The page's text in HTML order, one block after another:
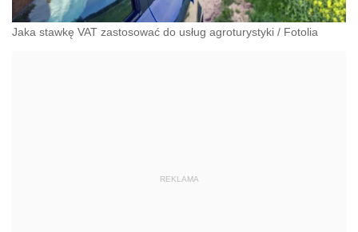
Jaka stawkę VAT zastosować do usług agroturystyki / Fotolia